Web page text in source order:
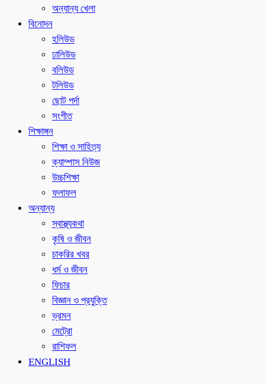
অন্যান্য খেলা
বিনোদন
হলিউড
ঢালিউড
বলিউড
টলিউড
ছোট পর্দা
সংগীত
শিক্ষাঙ্গন
শিক্ষা ও সাহিত্য
ক্যাম্পাস নিউজ
উচ্চশিক্ষা
ফলাফল
অন্যান্য
স্বাস্থ্যকথা
কৃষি ও জীবন
চাকরির খবর
ধর্ম ও জীবন
ফিচার
বিজ্ঞান ও প্রযুক্তি
ভ্রমন
মেট্রো
রাশিফল
ENGLISH